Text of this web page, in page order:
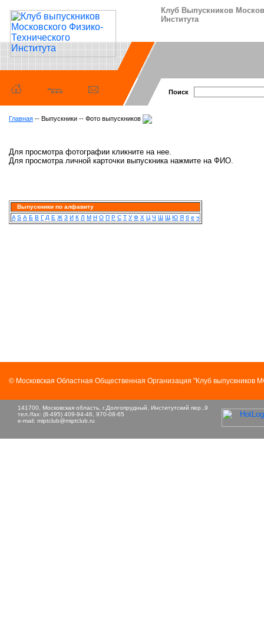
Клуб Выпускников
Института
Поиск
Главная -- Выпускники -- Фото выпускников
Для просмотра фотографии кликните на нее.
Для просмотра личной карточки выпускника нажмите на ФИО.
Выпускники по алфавиту
A S А Б В Г Д Е Ж З И К Л М Н О П Р С Т У Ф Х Ц Ч Ш Щ Ю Я б е ч
© Московская Областная Общественная Организация "Клуб выпускников
141700, Московская область, г.Долгопрудный, Институтский пер.,9
тел./fax: (8-495) 409-94-46, 970-08-65
e-mail: miptclub@miptclub.ru